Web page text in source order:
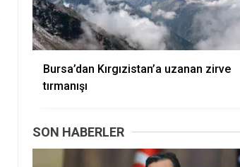
Bursa’dan Kırgızistan’a uzanan zirve
tırmanışı
SON HABERLER